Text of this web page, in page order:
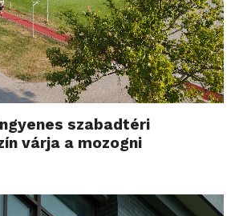
szabadtéri
várja a mozogni